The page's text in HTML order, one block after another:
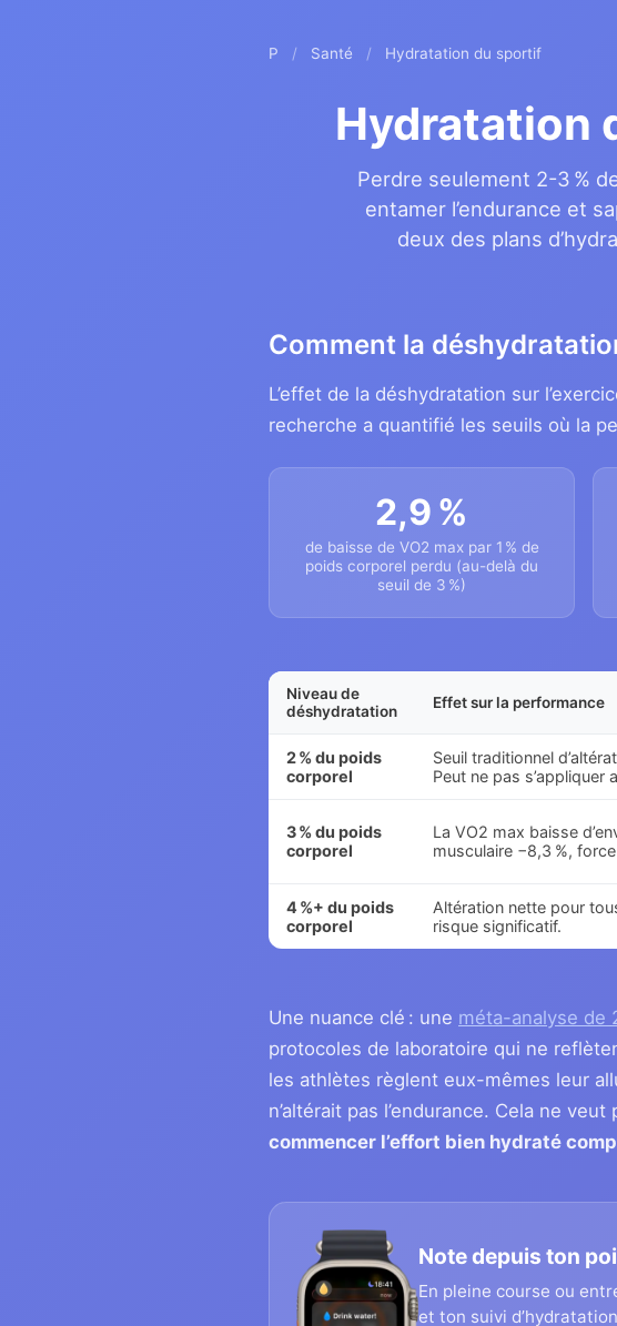
P / Santé / Hydratation du sportif
Hydratation
Perdre seulement 2-3 %
entamer l’endurance et
deux des plans
Comment la
L’effet de la déshydratation sur
recherche a quantifié les seuils où la
2,9 %
de baisse de VO2 max par 1 % de
poids corporel perdu (au-delà du
seuil de 3 %)
Niveau de
déshydratation
Effet sur la performance
2 % du poids
corporel
Seuil traditionnel
Peut ne pas
3 % du poids
corporel
La VO2 max baisse
musculaire −8,3 %,
4 %+ du poids
corporel
Altération nette pour
risque significatif.
Une nuance clé : une méta-analyse de
protocoles de laboratoire qui ne
les athlètes règlent eux-mêmes leur
n’altérait pas l’endurance. Cela ne
commencer l’effort bien hydraté
Note depuis ton
En pleine course ou
et ton suivi